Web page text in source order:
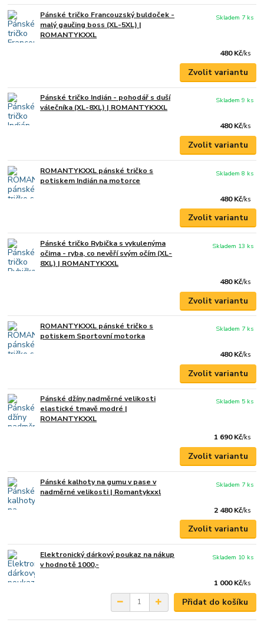
Pánské tričko Francouzský buldoček -
malý gaučing boss (XL-5XL) |
ROMANTYKXXL
480 Kč/ks
Skladem 7 ks
Zvolit variantu
Pánské tričko Indián - pohodář s duší
válečníka (XL-8XL) | ROMANTYKXXL
480 Kč/ks
Skladem 9 ks
Zvolit variantu
ROMANTYKXXL pánské tričko s
potiskem Indián na motorce
480 Kč/ks
Skladem 8 ks
Zvolit variantu
Pánské tričko Rybička s vykulenýma
očima - ryba, co nevěří svým očím (XL-
8XL) | ROMANTYKXXL
480 Kč/ks
Skladem 13 ks
Zvolit variantu
ROMANTYKXXL pánské tričko s
potiskem Sportovní motorka
480 Kč/ks
Skladem 7 ks
Zvolit variantu
Pánské džíny nadměrné velikosti
elastické tmavě modré |
ROMANTYKXXL
1 690 Kč/ks
Skladem 5 ks
Zvolit variantu
Pánské kalhoty na gumu v pase v
nadměrné velikosti | Romantykxxl
2 480 Kč/ks
Skladem 7 ks
Zvolit variantu
Elektronický dárkový poukaz na nákup
v hodnotě 1000,-
1 000 Kč/ks
Skladem 10 ks
Přidat do košíku